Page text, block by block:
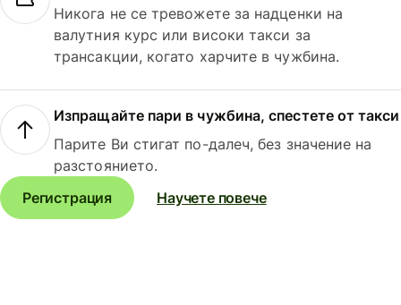
Никога не се тревожете за надценки на
валутния курс или високи такси за
трансакции, когато харчите в чужбина.
Изпращайте пари в чужбина, спестете от такси
Парите Ви стигат по-далеч, без значение на
разстоянието.
Регистрация
Научете повече